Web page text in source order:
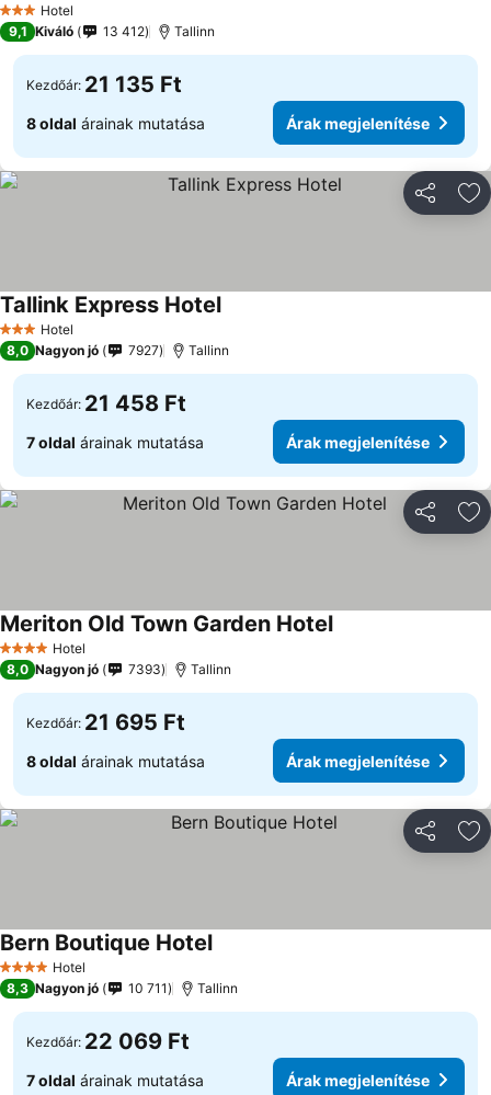
3 Kategória
Hotel
9,1 Kiváló 13 412 Tallinn
Kezdőár: 21 135 Ft
8 oldal árainak mutatása Árak megjelenítése
3 Kategória
Hotel
Tallink Express HotelÁrak megjelenítése
8,0 Nagyon jó 7927 Tallinn
Kezdőár: 21 458 Ft
7 oldal árainak mutatása Árak megjelenítése
4 KategóriaHotel
Meriton Old Town Garden HotelÁrak megjelenítése
8,0 Nagyon jó 7393 Tallinn
Kezdőár: 21 695 Ft
8 oldal árainak mutatása Árak megjelenítése
4 KategóriaHotel
Bern Boutique HotelÁrak megjelenítése
8,3 Nagyon jó 10 711 Tallinn
Kezdőár: 22 069 Ft
7 oldal árainak mutatása Árak megjelenítése